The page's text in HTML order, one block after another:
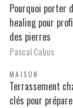
Pourquoi porter
healing pour
des pierres
Pascal Cabus
MAISON
Terrassement
clés pour